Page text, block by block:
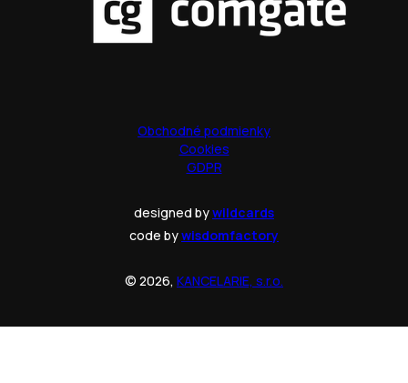
Obchodné podmienky
Cookies
GDPR
designed bywildcards
code bywisdomfactory
© 2026, KANCELARIE, s.r.o.